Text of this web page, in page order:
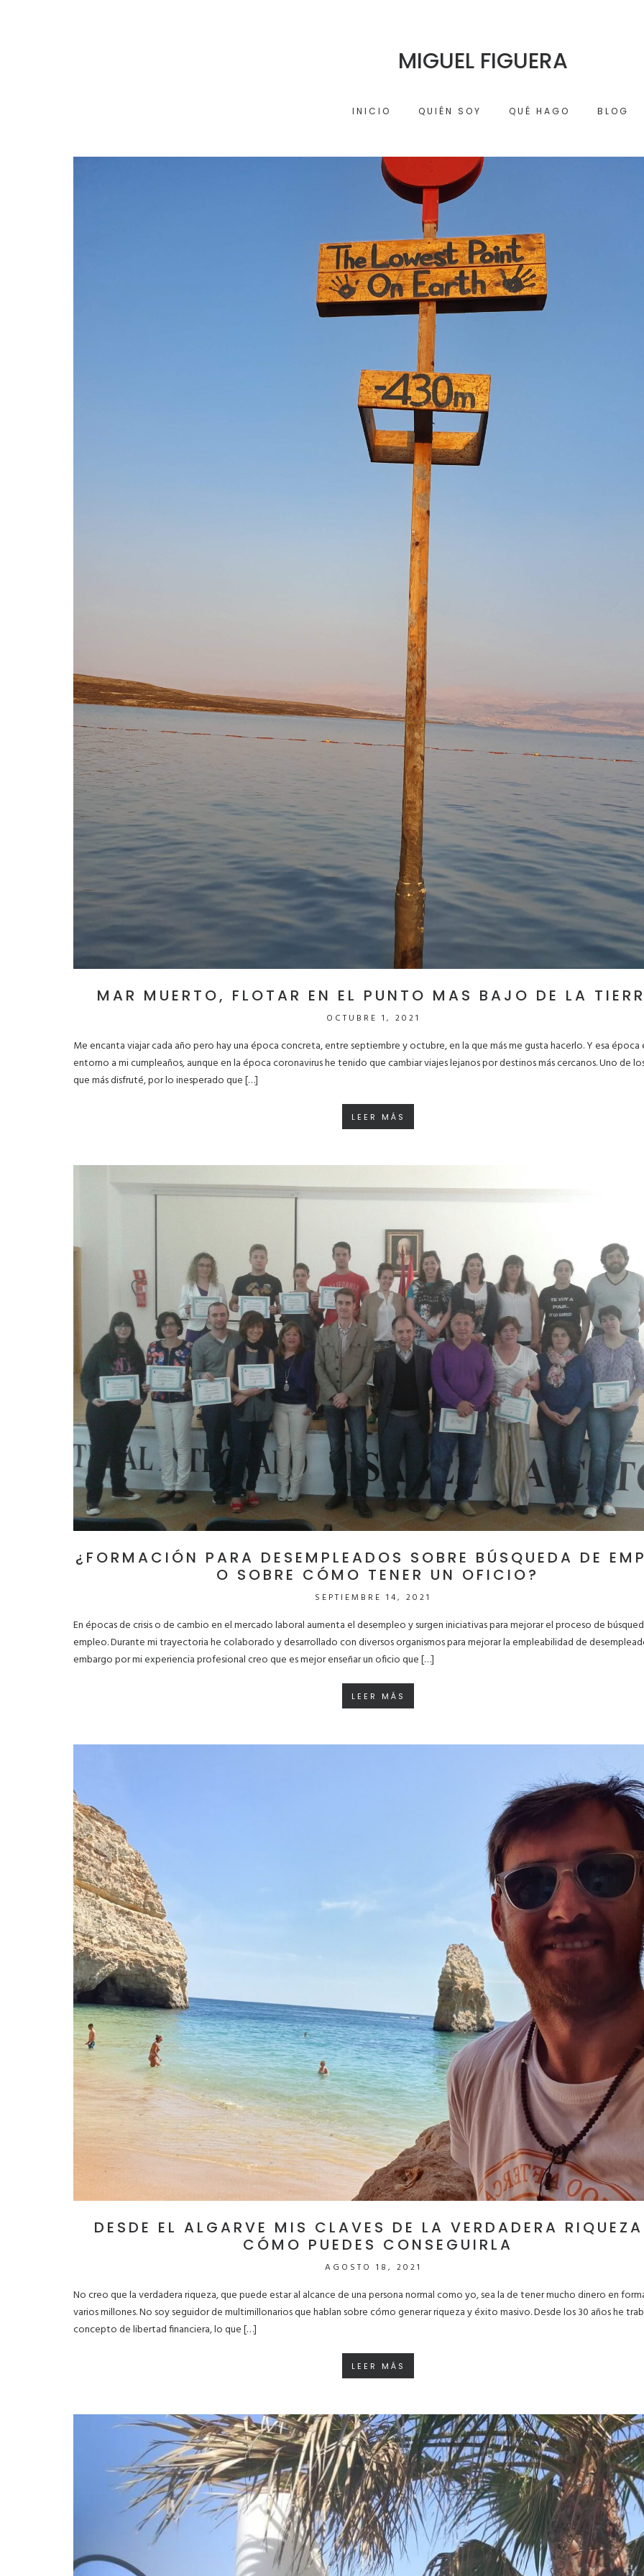
MIGUEL FIGUERA
INICIO QUIÉN SOY QUÉ HAGO BLOG
MAR MUERTO, FLOTAR EN EL PUNTO MAS BAJO DE LA
OCTUBRE 1, 2021
Me encanta viajar cada año pero hay una época concreta, entre septiembre y octubre, en la que más me gusta hacerlo. Y esa época
entorno a mi cumpleaños, aunque en la época coronavirus he tenido que cambiar viajes lejanos por destinos más cercanos. Uno de
que más disfruté, por lo inesperado que […]
LEER MÁS
¿FORMACIÓN PARA DESEMPLEADOS SOBRE BÚSQUEDA DE
O SOBRE CÓMO TENER UN OFICIO?
SEPTIEMBRE 14, 2021
En épocas de crisis o de cambio en el mercado laboral aumenta el desempleo y surgen iniciativas para mejorar el proceso de
empleo. Durante mi trayectoria he colaborado y desarrollado con diversos organismos para mejorar la empleabilidad de
embargo por mi experiencia profesional creo que es mejor enseñar un oficio que […]
LEER MÁS
DESDE EL ALGARVE MIS CLAVES DE LA VERDADERA
CÓMO PUEDES CONSEGUIRLA
AGOSTO 18, 2021
No creo que la verdadera riqueza, que puede estar al alcance de una persona normal como yo, sea la de tener mucho dinero en
varios millones. No soy seguidor de multimillonarios que hablan sobre cómo generar riqueza y éxito masivo. Desde los 30 años he
concepto de libertad financiera, lo que […]
LEER MÁS